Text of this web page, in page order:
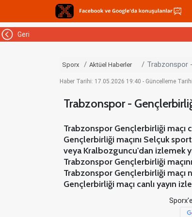
Geri
Sporx Aktüel Haberler Trabzonspor
Haber Tarihi: 17.05.2026 19:40 - Güncelleme
Trabzonspor -
Trabzonspor Gençlerbirliği maçı
Gençlerbirliği maçını Selçuk
veya Kralbozguncu'dan izlemek
Trabzonspor Gençlerbirliği
Trabzonspor Gençlerbirliği maçı
Gençlerbirliği maçı canlı yayın